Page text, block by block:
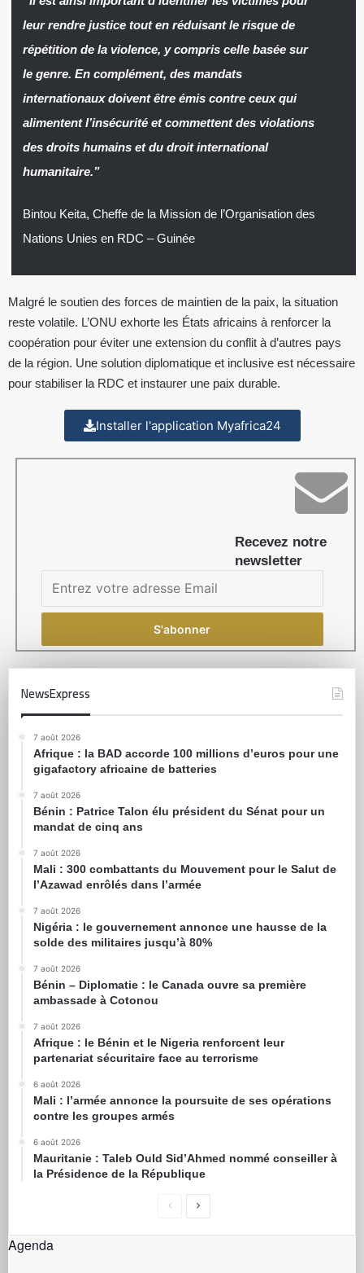
leur rendre justice tout en réduisant le risque de
répétition de la violence, y compris celle basée sur
le genre. En complément, des mandats
internationaux doivent être émis contre ceux qui
alimentent l’insécurité et commettent des violations
des droits humains et du droit international
humanitaire.”
Bintou Keita, Cheffe de la Mission de l’Organisation des
Nations Unies en RDC – Guinée
Malgré le soutien des forces de maintien de la paix, la situation
reste volatile. L’ONU exhorte les États africains à renforcer la
coopération pour éviter une extension du conflit à d’autres pays
de la région. Une solution diplomatique et inclusive est nécessaire
pour stabiliser la RDC et instaurer une paix durable.
Installer l'application Myafrica24
Recevez notre
newsletter
NewsExpress
7 août 2026
Afrique : la BAD accorde 100 millions d’euros pour une
gigafactory africaine de batteries
7 août 2026
Bénin : Patrice Talon élu président du Sénat pour un
mandat de cinq ans
7 août 2026
Mali : 300 combattants du Mouvement pour le Salut de
l’Azawad enrôlés dans l’armée
7 août 2026
Nigéria : le gouvernement annonce une hausse de la
solde des militaires jusqu’à 80%
7 août 2026
Bénin – Diplomatie : le Canada ouvre sa première
ambassade à Cotonou
7 août 2026
Afrique : le Bénin et le Nigeria renforcent leur
partenariat sécuritaire face au terrorisme
6 août 2026
Mali : l’armée annonce la poursuite de ses opérations
contre les groupes armés
6 août 2026
Mauritanie : Taleb Ould Sid’Ahmed nommé conseiller à
la Présidence de la République
Agenda